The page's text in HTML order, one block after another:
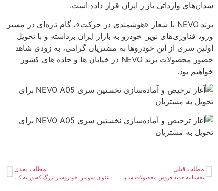
سدان‌های وارداتی بازار ایران قرار داده است.
برند NEVO با شعار «هوشمندی در حرکت»، گام تازه‌ای در مسیر
ورود فناوری‌های نوین خودرو به بازار ایران برداشته و با تحویل
اولین سری از این خودروها به مشتریان گرامی، به زودی شاهد
حضور محصولات برند NEVO در خیابان ها و جاده های کشور
خواهیم بود.
مطلب قبلی
بخشنامه جدید فروش محصولات سایپا
مطلب بعدی
عنوان سومین خودروساز بزرگ کشور به کرمان موتور رسید